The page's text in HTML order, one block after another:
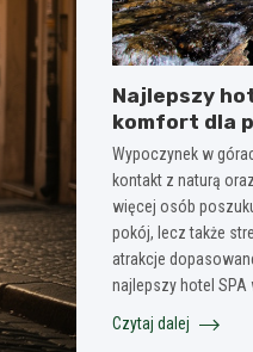
Najlepszy
komfort dla
Wypoczynek w
kontakt z naturą
więcej osób
pokój, lecz także
atrakcje
najlepszy hotel SPA
Czytaj dalej